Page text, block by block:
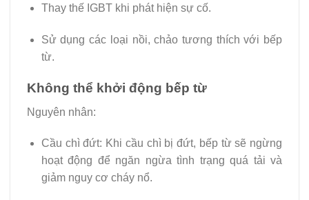
Thay thế IGBT khi phát hiện sự cố.
Sử dụng các loại nồi, chảo tương thích với bếp
từ.
Không thể khởi động bếp từ
Nguyên nhân:
Cầu chì đứt: Khi cầu chì bị đứt, bếp từ sẽ ngừng
hoạt động để ngăn ngừa tình trạng quá tải và
giảm nguy cơ cháy nổ.